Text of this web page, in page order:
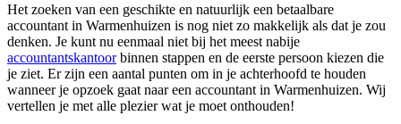
Het zoeken van een geschikte en natuurlijk een betaalbare
accountant in Warmenhuizen is nog niet zo makkelijk als dat je zou
denken. Je kunt nu eenmaal niet bij het meest nabije
accountantskantoorbinnen stappen en de eerste persoon kiezen die
je ziet. Er zijn een aantal punten om in je achterhoofd te houden
wanneer je opzoek gaat naar een accountant in Warmenhuizen. Wij
vertellen je met alle plezier wat je moet onthouden!